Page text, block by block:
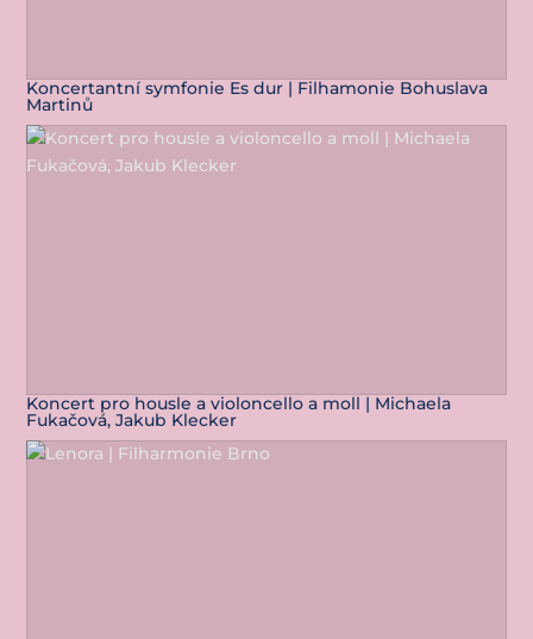
Koncertantní symfonie Es dur | Filhamonie Bohuslava
Martinů
Koncert pro housle a violoncello a moll | Michaela
Fukačová, Jakub Klecker